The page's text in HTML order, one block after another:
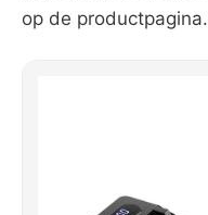
op de productpagina.